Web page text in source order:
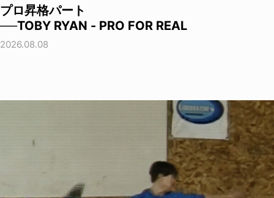
プロ昇格パート
──TOBY RYAN - PRO FOR REAL
2026.08.08